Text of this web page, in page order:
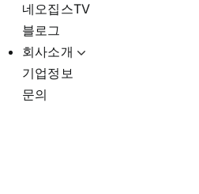
네오집스TV
블로그
회사소개
기업정보
문의